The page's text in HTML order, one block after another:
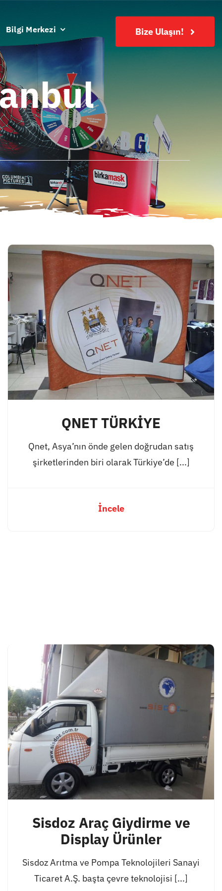
Bilgi Merkezi Bize Ulaşın!
QNET TÜRKİYE
Qnet, Asya’nın önde gelen doğrudan satış
şirketlerinden biri olarak Türkiye’de [...]
İncele
Sisdoz Araç Giydirme ve
Display Ürünler
Sisdoz Arıtma ve Pompa Teknolojileri Sanayi
Ticaret A.Ş. başta çevre teknolojisi [...]